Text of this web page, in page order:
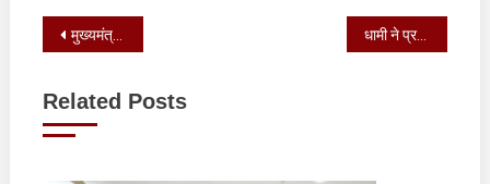
Post
मुख्यमंत्री ने विभाजन स्मृति स्मारक स्थल का शिलान्यास किया धामी ने प्रदेशवासियों को श्रीकृष्ण जन्माष्टमी की बधाई व शुभकामनाएं दी
Related Posts